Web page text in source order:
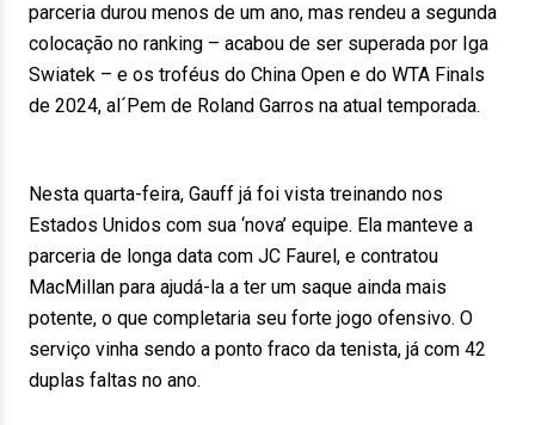
parceria durou menos de um ano, mas rendeu a segunda
colocação no ranking – acabou de ser superada por Iga
Swiatek – e os troféus do China Open e do WTA Finals
de 2024, al´Pem de Roland Garros na atual temporada.
Nesta quarta-feira, Gauff já foi vista treinando nos
Estados Unidos com sua ‘nova’ equipe. Ela manteve a
parceria de longa data com JC Faurel, e contratou
MacMillan para ajudá-la a ter um saque ainda mais
potente, o que completaria seu forte jogo ofensivo. O
serviço vinha sendo a ponto fraco da tenista, já com 42
duplas faltas no ano.